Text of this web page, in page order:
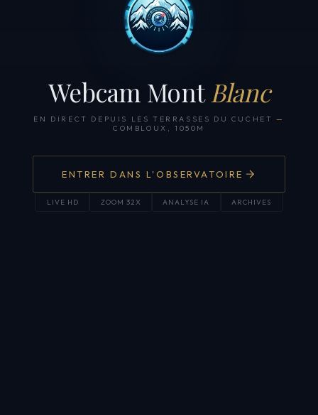
Webcam Mont Blanc
EN DIRECT DEPUIS LES TERRASSES DU CUCHET —
COMBLOUX, 1050M
ENTRER DANS L'OBSERVATOIRE
LIVE HD ZOOM 32X ANALYSE IA ARCHIVES